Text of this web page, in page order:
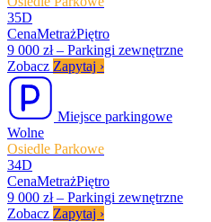
35D
CenaMetrażPiętro
9 000 zł – Parkingi zewnętrzne
Zobacz Zapytaj ›
Miejsce parkingowe
Wolne
Osiedle Parkowe
34D
CenaMetrażPiętro
9 000 zł – Parkingi zewnętrzne
Zobacz Zapytaj ›